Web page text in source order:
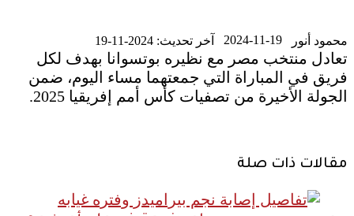
محمود أنور 2024-11-19 آخر تحديث: 2024-11-19
تعادل منتخب مصر مع نظيره بوتسوانا بهدف لكل
فريق في المباراة التي جمعتهما مساء اليوم، ضمن
الجولة الأخيرة من تصفيات كأس أمم إفريقيا 2025.
مقالات ذات صلة